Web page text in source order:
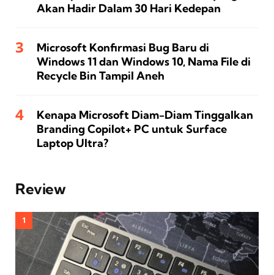
Akan Hadir Dalam 30 Hari Kedepan
Microsoft Konfirmasi Bug Baru di
Windows 11 dan Windows 10, Nama File di
Recycle Bin Tampil Aneh
Kenapa Microsoft Diam-Diam Tinggalkan
Branding Copilot+ PC untuk Surface
Laptop Ultra?
Review